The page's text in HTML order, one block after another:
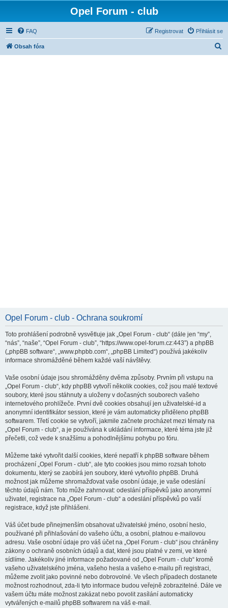
Opel Forum - club
FAQ Přihlásit se
Registrovat
Obsah fóra
Opel Forum - club - Ochrana soukromí
Toto prohlášení podrobně vysvětluje jak „Opel Forum - club“ (dále jen “my”,
“nás”, “naše”, “Opel Forum - club”, “https://www.opel-forum.cz:443”) a phpBB
(„phpBB software“, „www.phpbb.com“, „phpBB Limited“) používá jakékoliv
informace shromážděné během každé vaší návštěvy.
Vaše osobní údaje jsou shromážděny dvěma způsoby. Prvním při vstupu na
„Opel Forum - club“, kdy phpBB vytvoří několik cookies, což jsou malé textové
soubory, které jsou stáhnuty a uloženy v dočasných souborech vašeho
internetového prohlížeče. První dvě cookies obsahují jen uživatelské-id a
anonymní identifikátor session, které je vám automaticky přiděleno phpBB
softwarem. Třetí cookie se vytvoří, jakmile začnete procházet mezi tématy na
„Opel Forum - club“, a je používána k ukládání informace, které téma jste již
přečetli, což vede k snažšímu a pohodlnějšímu pohybu po fóru.
Můžeme také vytvořit další cookies, které nepatří k phpBB software během
procházení „Opel Forum - club“, ale tyto cookies jsou mimo rozsah tohoto
dokumentu, který se zaobírá jen soubory, které vytvořilo phpBB. Druhá
možnost jak můžeme shromažďovat vaše osobní údaje, je vaše odeslání
těchto údajů nám. Toto může zahrnovat: odeslání příspěvků jako anonymní
uživatel, registrace na „Opel Forum - club“ a odeslání příspěvků po vaší
registrace, když jste přihlášeni.
Váš účet bude přinejmenším obsahovat uživatelské jméno, osobní heslo,
používané při přihlašování do vašeho účtu, a osobní, platnou e-mailovou
adresu. Vaše osobní údaje pro váš účet na „Opel Forum - club“ jsou chráněny
zákony o ochraně osobních údajů a dat, které jsou platné v zemi, ve které
sídlíme. Jakékoliv jiné informace požadované od „Opel Forum - club“ kromě
vašeho uživatelského jména, vašeho hesla a vašeho e-mailu při registraci,
můžeme zvolit jako povinné nebo dobrovolné. Ve všech případech dostanete
možnost rozhodnout, zda-li tyto informace budou veřejně zobrazitelné. Dále ve
vašem účtu máte možnost zakázat nebo povolit zasílání automaticky
vytvářených e-mailů phpBB softwarem na váš e-mail.